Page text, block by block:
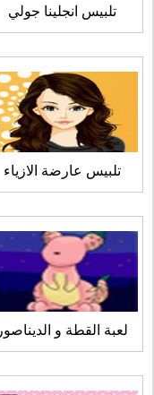
تلبيس انجلينا جولي
تلبيس عارضة الازياء
لعبة القطة و الديناصور